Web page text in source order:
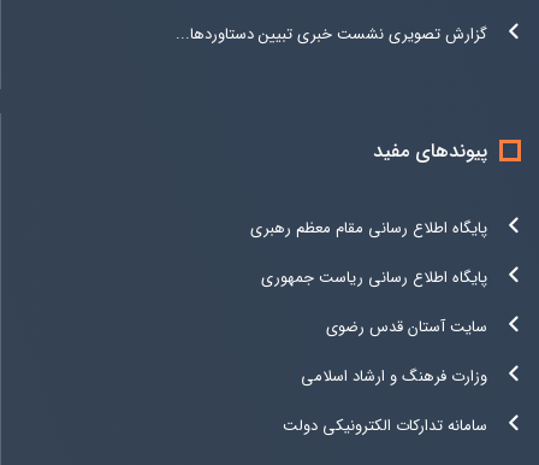
گزارش تصویری نشست خبری تبیین دستاوردها...
پیوندهای مفید
پایگاه اطلاع رسانی مقام معظم رهبری
پایگاه اطلاع رسانی ریاست جمهوری
سایت آستان قدس رضوی
وزارت فرهنگ و ارشاد اسلامی
سامانه تدارکات الکترونیکی دولت